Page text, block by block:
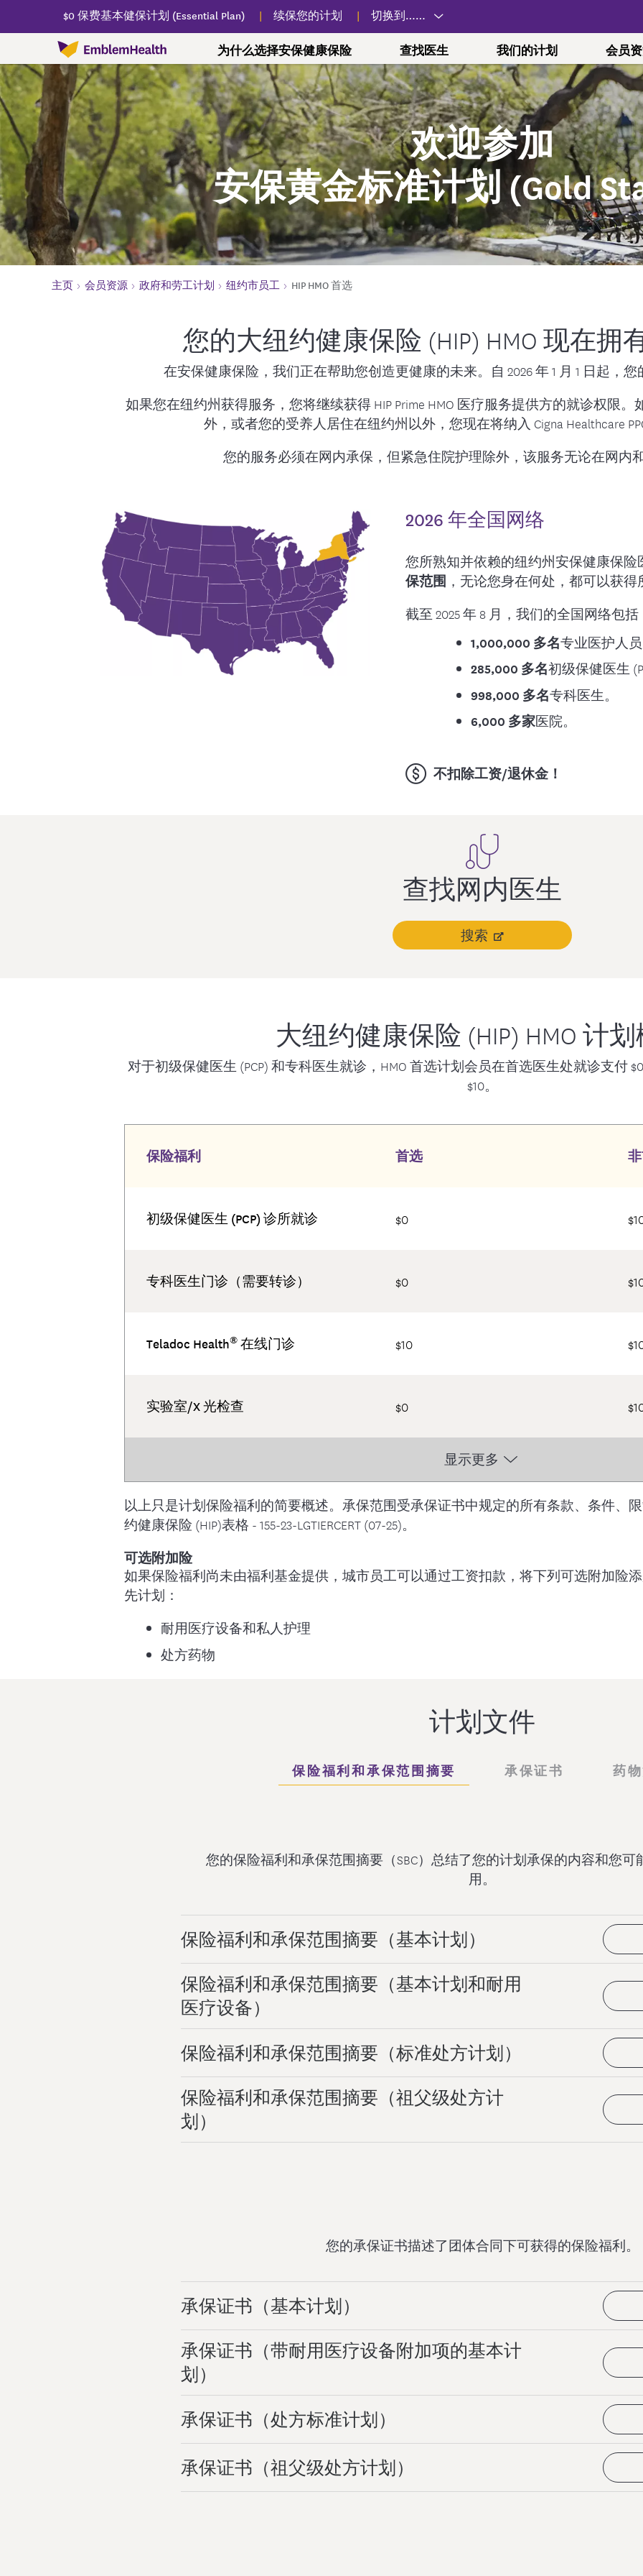
$0 保费基本健保计划 (Essential Plan) 续保您的计划 切换到……
为什么选择安保健康保险
为什么选择安保健康保险
我们的故事
通往更健康之路
安保社区关怀中心
关于安保社区关怀中心
健保计划支持
查找您附近的服务点
免费身心健康课程和活动
卓护医疗中心 (ACPNY)
关于卓护医疗中心 (ACPNY)
全方位护理方法
专科治疗
卓护医疗中心 (ACPNY) 位置
Vitality
身心健康计划
诚聘英才
为什么与我
参与、包容
查找医生
查找医生
查找医疗服务
查找医生、牙医、专科服务、医院、化验
室等。
寻求合适的医疗服务
了解在您需要医疗服务时，应前往何处。
远程医疗
关于远程医疗
如何投保
我们的计划
我们的计划
联邦医疗保险（Medicare，即
红蓝卡）
联邦医疗保险优惠计划
（Medicare Advantage，即红蓝
卡）
联邦医疗附加保险计划
联邦医疗保险（Medicare，即红
个人与家庭
$0 保费基本健保计划 (Essential
Plan)
健保购买市场和场外计划
医疗补助计划（Medicaid，即白
卡）管理式医疗
健康和恢复计划 (HARP)
儿童医保计划（19 岁以下）
欢迎在本地活动中前来光临我
们的展台
雇主计划
小团体
大型团体
工会
政府和劳
纽约市员工
纽约州雇员
联邦雇员
1199SEIU
划
Preferred
会员
会员资源
联邦医疗保险（Medicare，即红蓝卡）
重要计划文件
会员奖励方案
Vitality WellSpark 健康辅导
联邦医疗保险（Medicare，即红蓝卡）常见
问答解答
联邦医疗保险（Medicare，即红蓝卡）支持
医疗补助计划（Medicaid，即白卡）、健康
和恢复计划 (HARP)、儿童医保计划 (CHPlus)
药房
查找药房
寄送药与续配药
承保的药物
联邦医疗保险（Medicare，即红蓝卡）药
房
处方药物费用计算器和药房定位器
承保的药物
表单和文档
理赔、授权等
申诉和上诉
帮助和支持
支付您的账单
医疗政策
与护理管理部门联系
常见问题解答
健康生活
预防
年度预防疫苗
婴儿和儿童的护理
儿童和青少年的护理
成年人医疗保健
老年人医疗保健
您的健康评估
慢性疾病
与护理管理部门联系
慢性疾病信息
无烟戒烟方案
健康未来方案
生育计划
孕期健康
健康妈妈
健康宝宝
心理健康
与他人交谈
在患有疾病的
支持家人和朋友
提交您的心理
欢迎参加
安保黄金标准计划 (Gold
主页 会员资源 政府和劳工计划 纽约市员工 HIP HMO 首选
您的大纽约健康保险 (HIP) HMO 现在拥
在安保健康保险，我们正在帮助您创造更健康的未来。自 2026 年 1 月 1 日起，
如果您在纽约州获得服务，您将继续获得 HIP Prime HMO 医疗服务提供方的就诊权限
外，或者您的受养人居住在纽约州以外，您现在将纳入 Cigna Healthcare
您的服务必须在网内承保，但紧急住院护理除外，该服务无论在网内
2026 年全国网络
您所熟知并依赖的纽约州安保健康保
保范围 ，无论您身在何处，都可以获
截至 2025 年 8 月，我们的全国网络包括
1,000,000 多名专业医护人
285,000 多名初级保健医生
998,000 多名专科医生。
6,000 多家医院。
不扣除工资/退休金！
查找网内医生
搜索
大纽约健康保险 (HIP) HMO 计
对于初级保健医生 (PCP) 和专科医生就诊，HMO 首选计划会员在首选医生处就诊支付
$10。
保险福利 首选
初级保健医生 (PCP) 诊所就诊 $0
专科医生门诊（需要转诊） $0
Teladoc Health® 在线门诊 $10
实验室/X 光检查 $0
显示更多
以上只是计划保险福利的简要概述。承保范围受承保证书中规定的所有条款、条件、
约健康保险 (HIP)表格 - 155-23-LGTIERCERT (07-25)。
可选附加险
如果保险福利尚未由福利基金提供，城市员工可以通过工资扣款，将下列可选附加险添
先计划：
耐用医疗设备和私人护理
处方药物
计划文件
保险福利和承保范围摘要 承保证书 药
您的保险福利和承保范围摘要（SBC）总结了您的计划承保的内容和您
用。
保险福利和承保范围摘要（基本计划）
保险福利和承保范围摘要（基本计划和耐用
医疗设备）
保险福利和承保范围摘要（标准处方计划）
保险福利和承保范围摘要（祖父级处方计
划）
您的承保证书描述了团体合同下可获得的保险福利。
承保证书（基本计划）
承保证书（带耐用医疗设备附加项的基本计
划）
承保证书（处方标准计划）
承保证书（祖父级处方计划）